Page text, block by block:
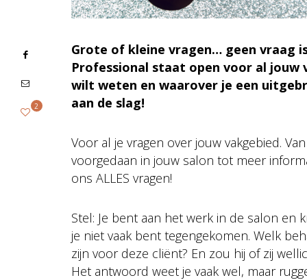
Grote of kleine vragen… geen vraag
Professional staat open voor al jouw
wilt weten en waarover je een
aan de slag!
Voor al je vragen over jouw vakgebied.
voorgedaan in jouw salon tot meer
ons ALLES vragen!
Stel: Je bent aan het werk in de salon
je niet vaak bent tegengekomen. Welk
zijn voor deze cliënt? En zou hij of zij
Het antwoord weet je vaak wel, maar
2